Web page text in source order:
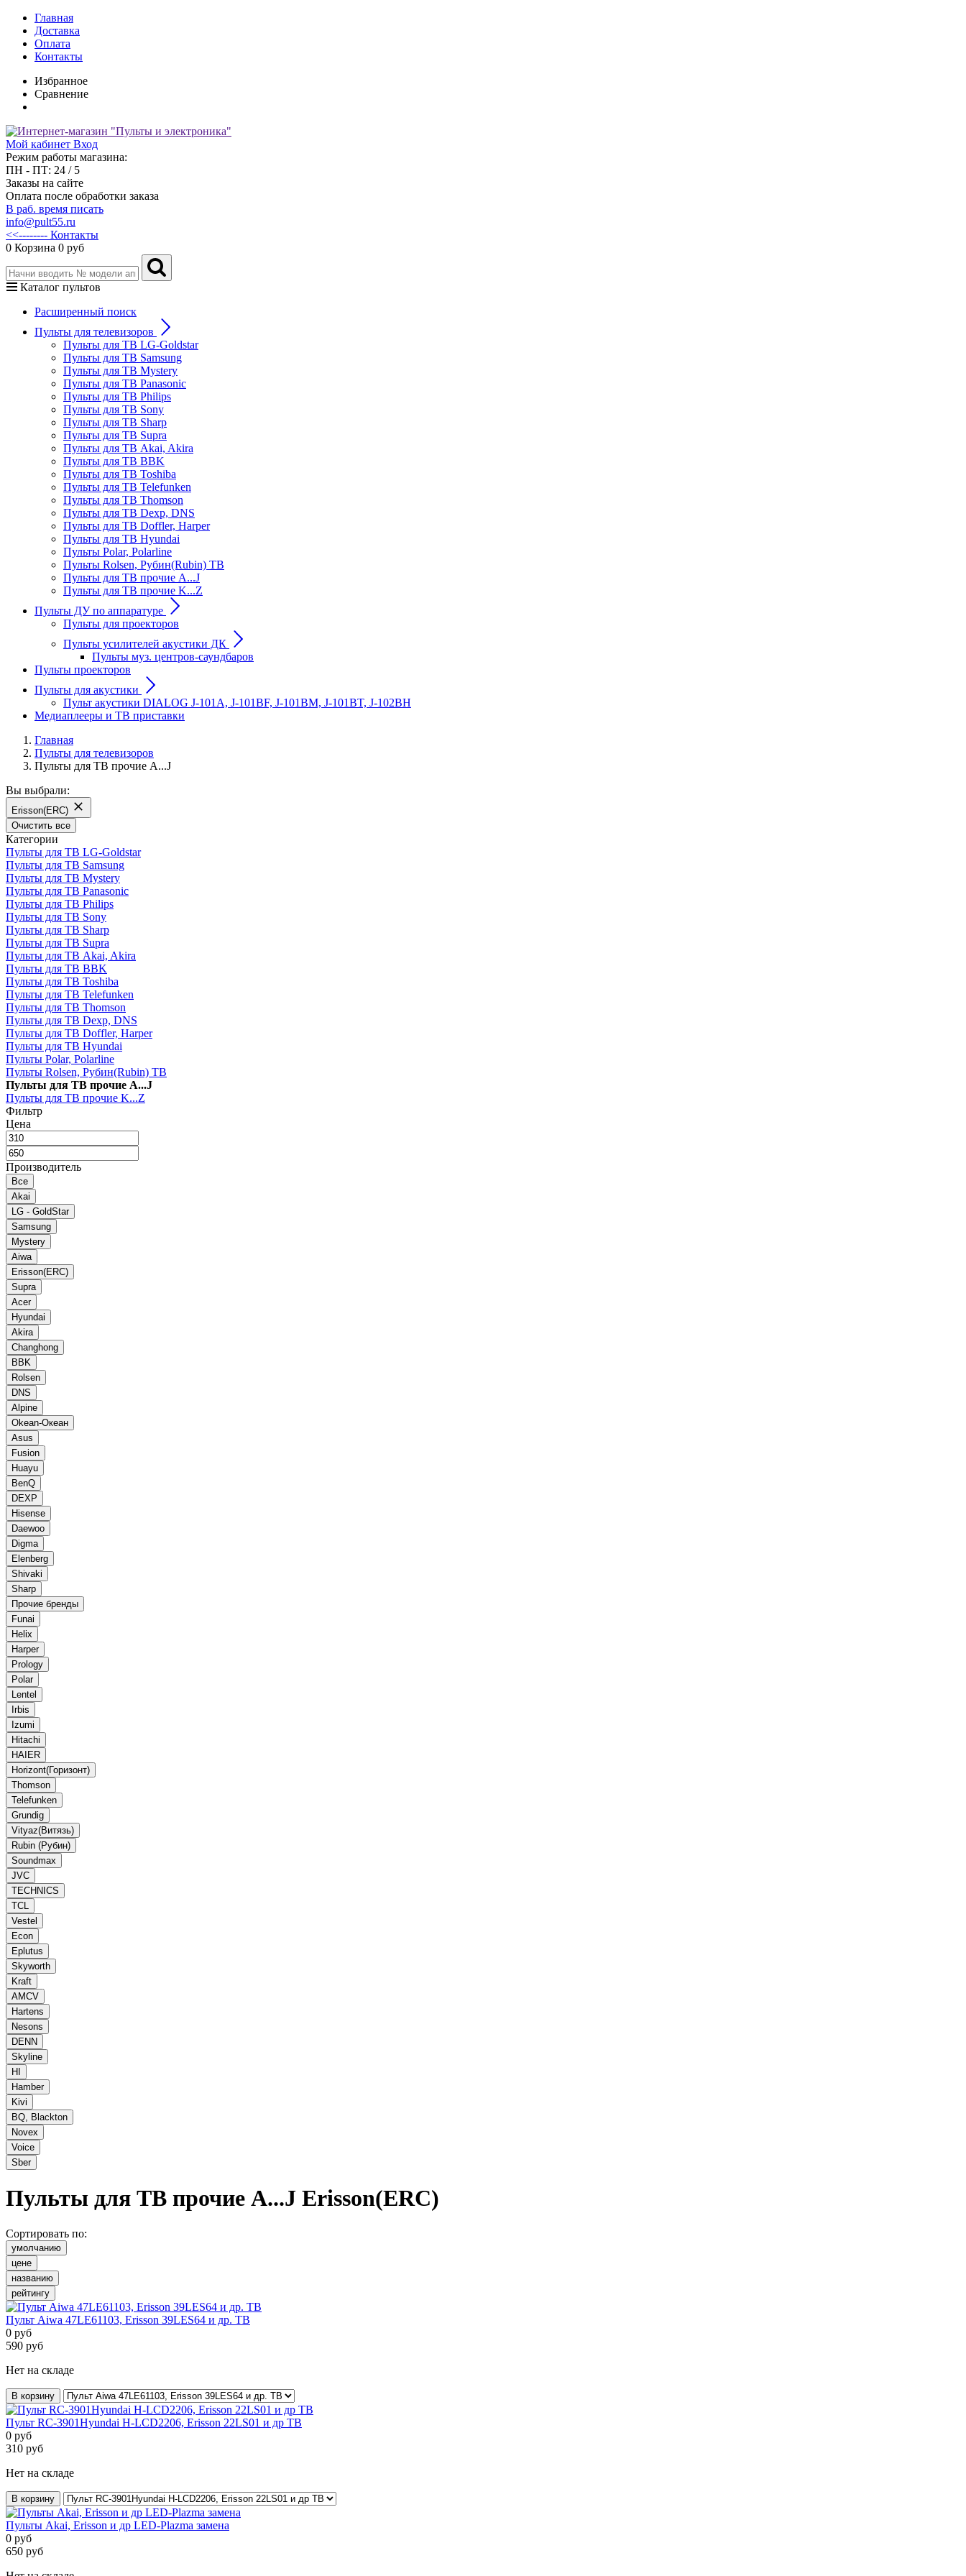
Главная
Доставка
Оплата
Контакты
Избранное
Сравнение
Мой кабинет Вход
Режим работы магазина:
ПН - ПТ: 24 / 5
Заказы на сайте
Оплата после обработки заказа
В раб. время писать
info@pult55.ru
<<-------- Контакты
0 Корзина 0 руб
Каталог пультов
Расширенный поиск
Пульты для телевизоров
Пульты для ТВ LG-Goldstar
Пульты для ТВ Samsung
Пульты для ТВ Mystery
Пульты для ТВ Panasonic
Пульты для ТВ Philips
Пульты для ТВ Sony
Пульты для ТВ Sharp
Пульты для ТВ Supra
Пульты для ТВ Akai, Akira
Пульты для ТВ BBK
Пульты для ТВ Toshiba
Пульты для ТВ Telefunken
Пульты для ТВ Thomson
Пульты для ТВ Dexp, DNS
Пульты для ТВ Doffler, Harper
Пульты для ТВ Hyundai
Пульты Polar, Polarline
Пульты Rolsen, Рубин(Rubin) ТВ
Пульты для ТВ прочие A...J
Пульты для ТВ прочие K...Z
Пульты ДУ по аппаратуре
Пульты для проекторов
Пульты усилителей акустики ДК
Пульты муз. центров-саундбаров
Пульты проекторов
Пульты для акустики
Пульт акустики DIALOG J-101A, J-101BF, J-101BM, J-101BT, J-102BH
Медиаплееры и ТВ приставки
Главная
Пульты для телевизоров
Пульты для ТВ прочие A...J
Вы выбрали:
Erisson(ERC)
Очистить все
Категории
Пульты для ТВ LG-Goldstar
Пульты для ТВ Samsung
Пульты для ТВ Mystery
Пульты для ТВ Panasonic
Пульты для ТВ Philips
Пульты для ТВ Sony
Пульты для ТВ Sharp
Пульты для ТВ Supra
Пульты для ТВ Akai, Akira
Пульты для ТВ BBK
Пульты для ТВ Toshiba
Пульты для ТВ Telefunken
Пульты для ТВ Thomson
Пульты для ТВ Dexp, DNS
Пульты для ТВ Doffler, Harper
Пульты для ТВ Hyundai
Пульты Polar, Polarline
Пульты Rolsen, Рубин(Rubin) ТВ
Пульты для ТВ прочие A...J
Пульты для ТВ прочие K...Z
Фильтр
Цена
Производитель
Все
Akai
LG - GoldStar
Samsung
Mystery
Aiwa
Erisson(ERC)
Supra
Acer
Hyundai
Akira
Changhong
BBK
Rolsen
DNS
Alpine
Okean-Океан
Asus
Fusion
Huayu
BenQ
DEXP
Hisense
Daewoo
Digma
Elenberg
Shivaki
Sharp
Прочие бренды
Funai
Helix
Harper
Prology
Polar
Lentel
Irbis
Izumi
Hitachi
HAIER
Horizont(Горизонт)
Thomson
Telefunken
Grundig
Vityaz(Витязь)
Rubin (Рубин)
Soundmax
JVC
TECHNICS
TCL
Vestel
Econ
Eplutus
Skyworth
Kraft
AMCV
Hartens
Nesons
DENN
Skyline
HI
Hamber
Kivi
BQ, Blackton
Novex
Voice
Sber
Пульты для ТВ прочие A...J Erisson(ERC)
Сортировать по:
умолчанию
цене
названию
рейтингу
Пульт Aiwa 47LE61103, Erisson 39LES64 и др. ТВ
0 руб
590 руб
Нет на складе
В корзину
Пульт RC-3901Hyundai H-LCD2206, Erisson 22LS01 и др ТВ
0 руб
310 руб
Нет на складе
В корзину
Пульты Akai, Erisson и др LED-Plazma замена
0 руб
650 руб